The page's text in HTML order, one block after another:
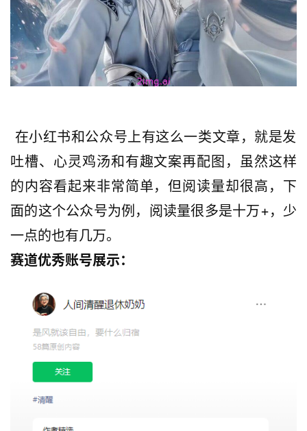
吐槽、心灵鸡汤和有趣文案再配图，虽然这样
的内容看起来非常简单，但阅读量却很高，下
面的这个公众号为例，阅读量很多是十万+，少
一点的也有几万。
赛道优秀账号展示：